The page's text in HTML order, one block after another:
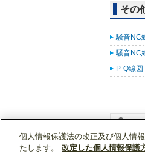
その
騒音NC
騒音NC
P-Q線
WIN2Kト
個人情報保護法の改正及び個人情
たします。
改定した個人情報保護